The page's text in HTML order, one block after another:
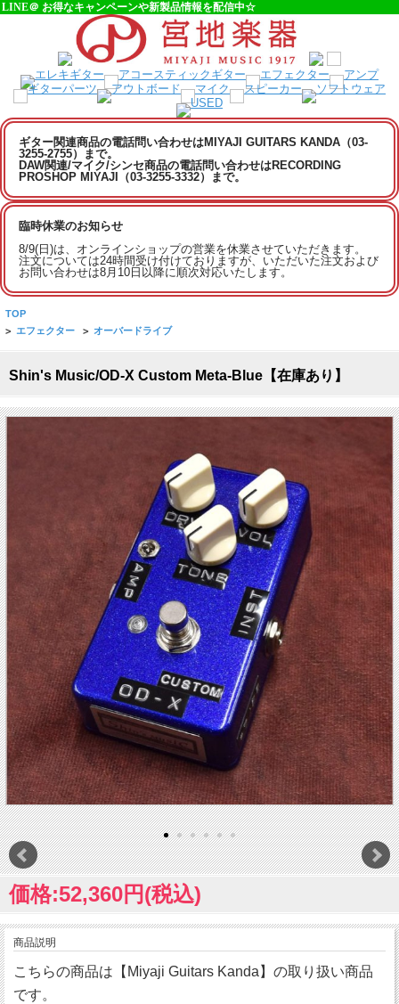
LINE＠ お得なキャンペーンや新製品情報を配信中☆
ギター関連商品の電話問い合わせはMIYAJI GUITARS KANDA（03-
3255-2755）まで。
DAW関連/マイク/シンセ商品の電話問い合わせはRECORDING
PROSHOP MIYAJI（03-3255-3332）まで。
臨時休業のお知らせ
8/9(日)は、オンラインショップの営業を休業させていただきます。
注文については24時間受け付けておりますが、いただいた注文および
お問い合わせは8月10日以降に順次対応いたします。
TOP
> エフェクター > オーバードライブ
Shin's Music/OD-X Custom Meta-Blue【在庫あり】
価格:52,360円(税込)
商品説明
こちらの商品は【Miyaji Guitars Kanda】の取り扱い商品
です。